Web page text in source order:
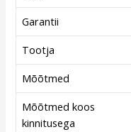
Garantii
Tootja
Mõõtmed
Mõõtmed koos
kinnitusega